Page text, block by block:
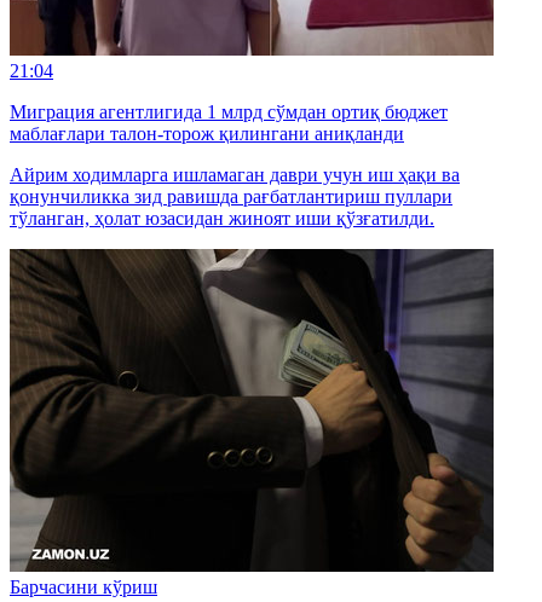
21:04
Миграция агентлигида 1 млрд сўмдан ортиқ бюджет
маблағлари талон-торож қилингани аниқланди
Айрим ходимларга ишламаган даври учун иш ҳақи ва
қонунчиликка зид равишда рағбатлантириш пуллари
тўланган, ҳолат юзасидан жиноят иши қўзғатилди.
Барчасини кўриш